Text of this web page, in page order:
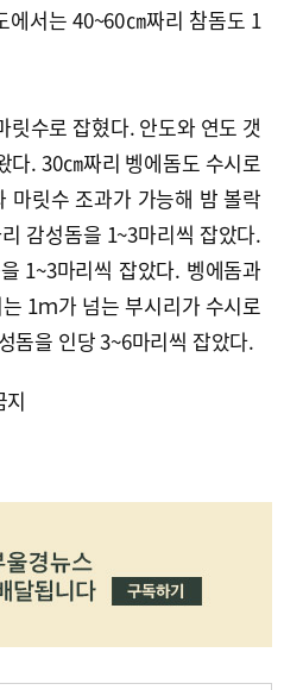
에서는 40~60㎝짜리 참돔도 1
수로 잡혔다. 안도와 연도 갯
다. 30㎝짜리 벵에돔도 수시로
마릿수 조과가 가능해 밤 볼락
감성돔을 1~3마리씩 잡았다.
1~3마리씩 잡았다. 벵에돔과
1ｍ가 넘는 부시리가 수시로
돔을 인당 3~6마리씩 잡았다.